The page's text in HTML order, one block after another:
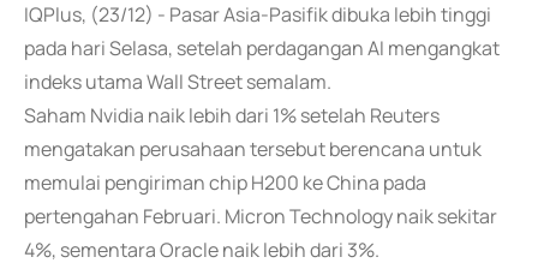
IQPlus, (23/12) - Pasar Asia-Pasifik dibuka lebih tinggi
pada hari Selasa, setelah perdagangan AI mengangkat
indeks utama Wall Street semalam.
Saham Nvidia naik lebih dari 1% setelah Reuters
mengatakan perusahaan tersebut berencana untuk
memulai pengiriman chip H200 ke China pada
pertengahan Februari. Micron Technology naik sekitar
4%, sementara Oracle naik lebih dari 3%.